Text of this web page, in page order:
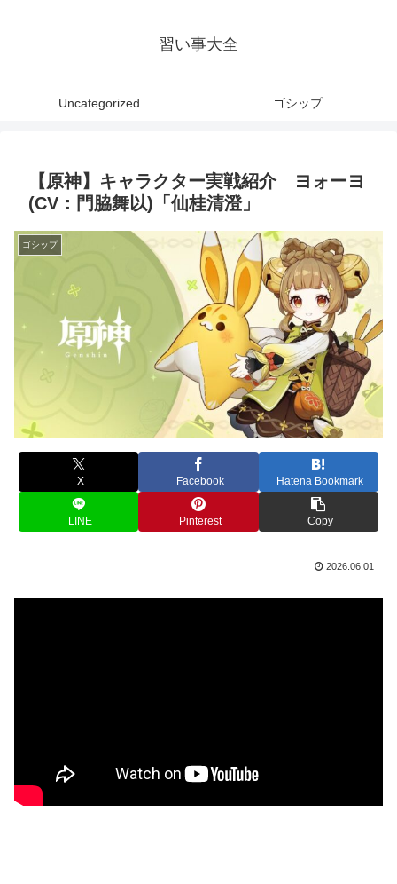
習い事大全
Uncategorized ゴシップ
【原神】キャラクター実戦紹介 ヨォーヨ
(CV：門脇舞以)「仙桂清澄」
ゴシップ
X Facebook Hatena Bookmark
LINE Pinterest Copy
2026.06.01